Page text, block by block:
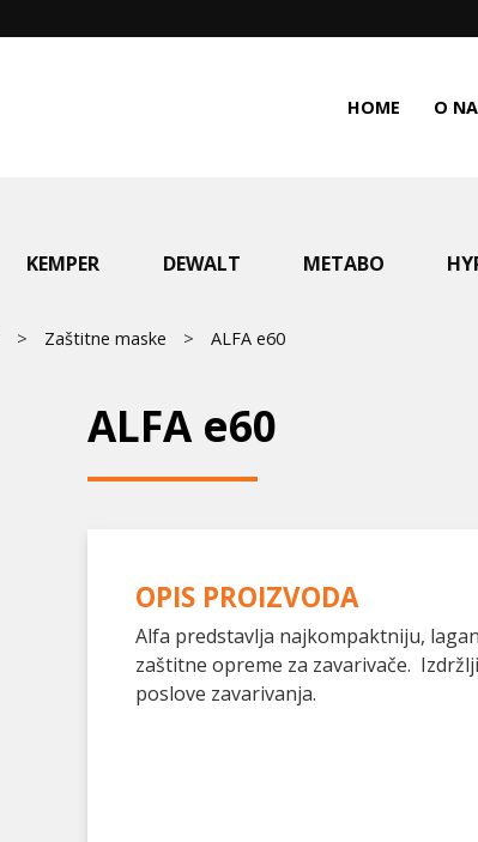
HOME O
KEMPER DEWALT METABO
Zaštitne maske ALFA e60
ALFA e60
OPIS PROIZVODA
Alfa predstavlja najkompaktniju,
zaštitne opreme za zavarivače.
poslove zavarivanja.